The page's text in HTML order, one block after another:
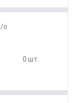
о
0 шт.